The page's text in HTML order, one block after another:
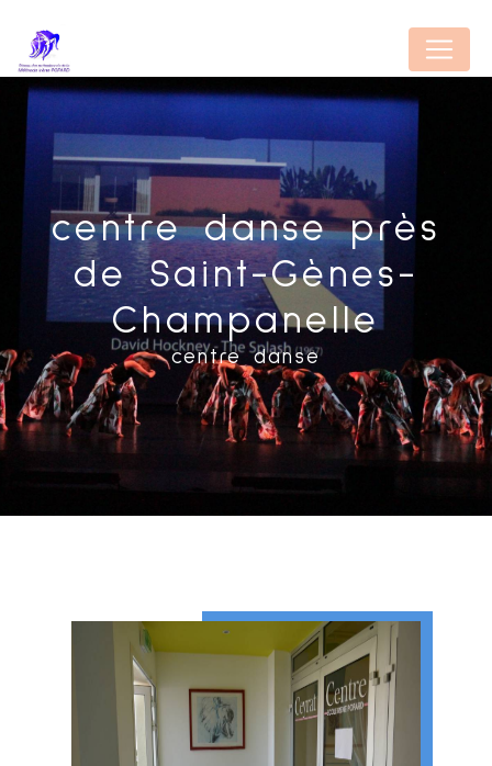
centre danse près
de Saint-Gènes-
Champanelle
centre danse